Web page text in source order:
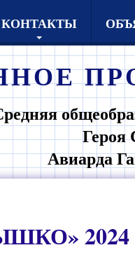
КОНТАКТЫ
Героя
Авиарда
2024